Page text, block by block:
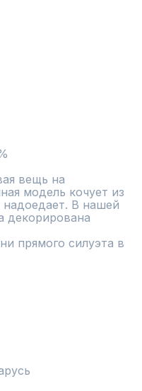
вещь на
модель кочует из
надоедает. В нашей
декорирована